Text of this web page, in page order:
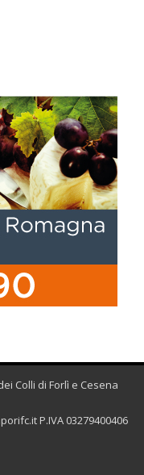
Colli di Forlì e Cesena
P.IVA 03279400406